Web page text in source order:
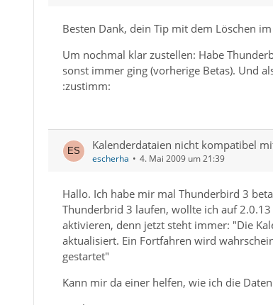
Besten Dank, dein Tip mit dem Löschen
Um nochmal klar zustellen: Habe
sonst immer ging (vorherige Betas). Und
:zustimm:
Kalenderdataien nicht kompatibel
escherha 4. Mai 2009 um 21:39
Hallo. Ich habe mir mal Thunderbird 3
Thunderbrid 3 laufen, wollte ich auf
aktivieren, denn jetzt steht immer: "Die
aktualisiert. Ein Fortfahren wird
gestartet"
Kann mir da einer helfen, wie ich die